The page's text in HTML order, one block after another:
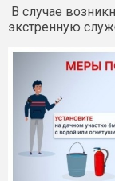
В случае
экстренную